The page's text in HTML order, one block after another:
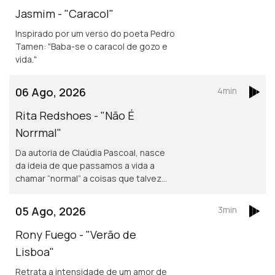
Jasmim - "Caracol"
Inspirado por um verso do poeta Pedro
Tamen: "Baba-se o caracol de gozo e
vida."
06 Ago, 2026
Rita Redshoes - "Não É
Norrmal"
Da autoria de Claúdia Pascoal, nasce
da ideia de que passamos a vida a
chamar “normal” a coisas que talvez
4min
05 Ago, 2026
Rony Fuego - "Verão de
Lisboa"
Retrata a intensidade de um amor de
3min